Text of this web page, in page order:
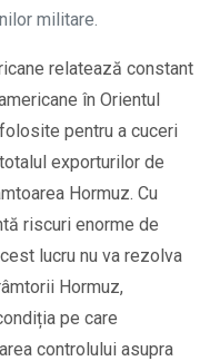
militare.
relatează constant
în Orientul
pentru a cuceri
exporturilor de
Hormuz. Cu
riscuri enorme de
lucru nu va rezolva
Hormuz,
pe care
controlului asupra